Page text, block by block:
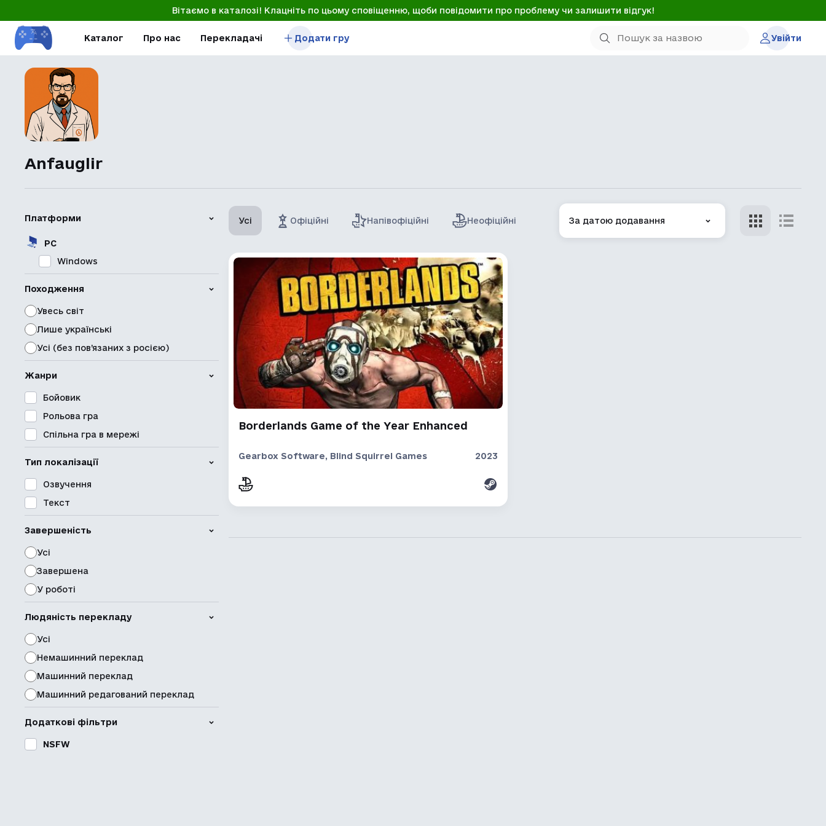
Вітаємо в каталозі! Клацніть по цьому сповіщенню, щоби повідомити про проблему чи залишити відгук!
Каталог Про нас Перекладачі Додати гру Увійти
Anfauglir
Платформи
PC
Windows
Походження
Увесь світ
Лише українські
Усі (без пов’язаних з росією)
Жанри
Бойовик
Рольова гра
Спільна гра в мережі
Тип локалізації
Озвучення
Текст
Завершеність
Усі
Завершена
У роботі
Людяність перекладу
Усі
Немашинний переклад
Машинний переклад
Машинний редагований переклад
Додаткові фільтри
NSFW
Усі Офіційні Напівофіційні Неофіційні За датою додавання
Borderlands Game of the Year Enhanced
Gearbox Software, Blind Squirrel Games 2023